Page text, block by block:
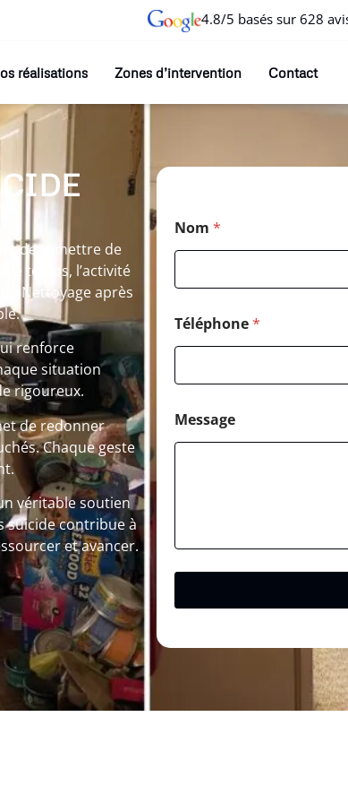
4.8/5 basés sur 628
réalisations Zones d’intervention Contact
de remettre de
le temps, l’activité
Nettoyage après
renforce
situation
rigoureux.
de redonner
Chaque geste
véritable soutien
suicide contribue à
et avancer.
Nom *
Téléphone*
Message